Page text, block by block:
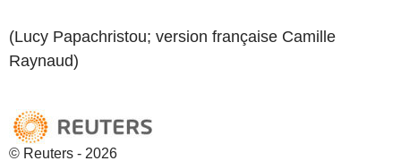
(Lucy Papachristou; version française Camille
Raynaud)
© Reuters - 2026